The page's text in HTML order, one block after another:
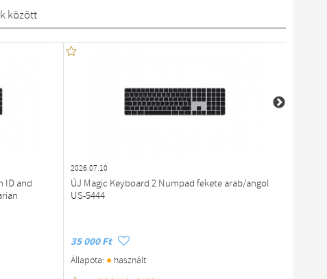
között
ID and
2026.07.10
ÚJ Magic Keyboard 2 Numpad fekete arab/angol
US-5444
35 000 Ft
Állapota: ●használt